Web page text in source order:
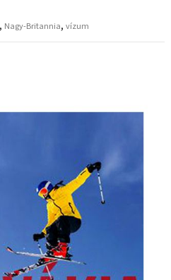
, Nagy-Britannia,vízum